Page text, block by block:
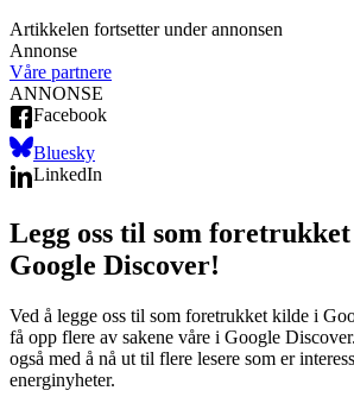
Artikkelen fortsetter under annonsen
Annonse
Våre partnere
ANNONSE
Facebook
Bluesky
LinkedIn
Legg oss til som
Google Discover!
Ved å legge oss til som foretrukket kilde i
få opp flere av sakene våre i Google
også med å nå ut til flere lesere som er
energinyheter.